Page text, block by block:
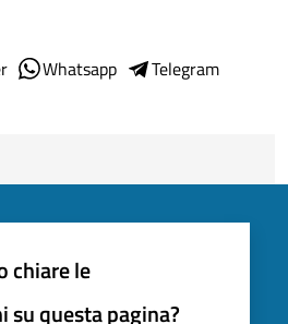
Whatsapp
Telegram
chiare le
su questa pagina?